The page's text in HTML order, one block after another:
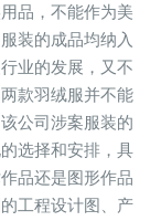
品，不能作为美
装的成品均纳入
业的发展，又不
款羽绒服并不能
公司涉案服装的
选择和安排，具
品还是图形作品
工程设计图、产